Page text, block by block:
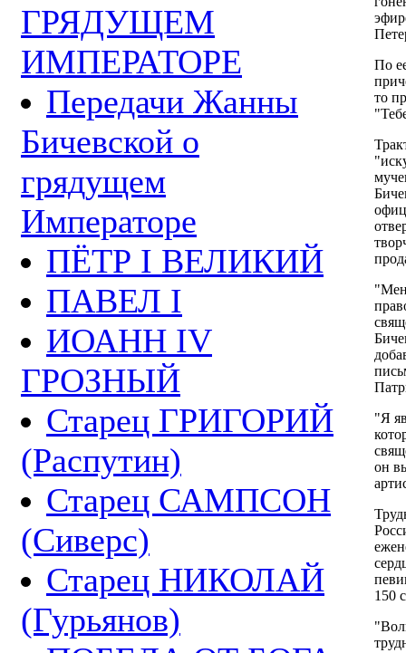
ГРЯДУЩЕМ
ИМПЕРАТОРЕ
Передачи Жанны
Бичевской о
грядущем
Императоре
ПЁТР I ВЕЛИКИЙ
ПАВЕЛ I
ИОАНН IV
ГРОЗНЫЙ
Старец ГРИГОРИЙ
(Распутин)
Старец САМПСОН
(Сиверс)
Старец НИКОЛАЙ
(Гурьянов)
По
то
"Я
он
150